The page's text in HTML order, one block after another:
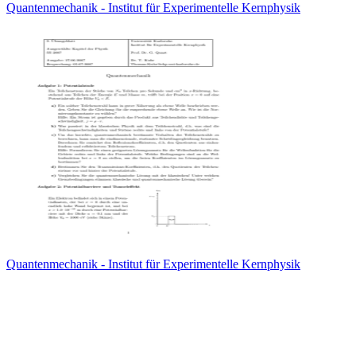
Quantenmechanik - Institut für Experimentelle Kernphysik
Quantenmechanik - Institut für Experimentelle Kernphysik